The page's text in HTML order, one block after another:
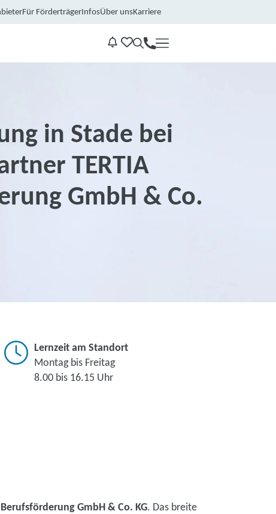
Für FörderträgerInfosÜber unsKarriere
Kontakt
in Stade bei
TERTIA
GmbH & Co.
Lernzeit am Standort
Montag bis Freitag
8.00 bis 16.15 Uhr
Berufsförderung GmbH & Co. KG. Das breite